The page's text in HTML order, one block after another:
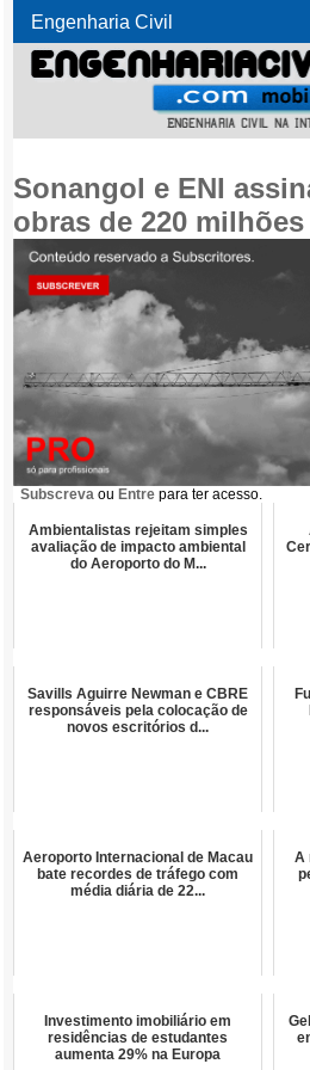
Engenharia Civil
Sonangol e ENI
obras de 220
Subscreva ou Entre para ter acesso.
Ambientalistas rejeitam simples
avaliação de impacto ambiental
do Aeroporto do M...
Savills Aguirre Newman e CBRE
responsáveis pela colocação de
novos escritórios d...
Aeroporto Internacional de Macau
bate recordes de tráfego com
média diária de 22...
A
Investimento imobiliário em
residências de estudantes
aumenta 29% na Europa